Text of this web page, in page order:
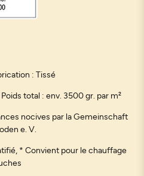
: Tissé
total : env. 3500 gr. par m²
nocives par la Gemeinschaft
e. V.
* Convient pour le chauffage